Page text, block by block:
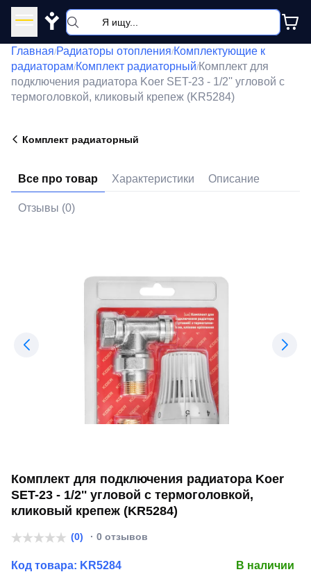
Y
Главная/Радиаторы отопления/Комплектующие к
радиаторам/Комплект радиаторный/Комплект для
подключения радиатора Koer SET-23 - 1/2'' угловой с
термоголовкой, кликовый крепеж (KR5284)
Комплект радиаторный
Все про товар Характеристики Описание
Отзывы (0)
Комплект для подключения радиатора Koer
SET-23 - 1/2'' угловой с термоголовкой,
кликовый крепеж (KR5284)
(0) · 0 отзывов
Код товара: KR5284 В наличии